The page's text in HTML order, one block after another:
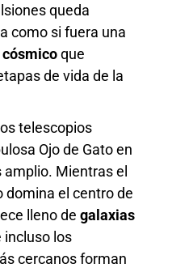
queda
como si fuera una
que
de vida de la
telescopios
Ojo de Gato en
Mientras el
domina el centro de
lleno de galaxias
incluso los
cercanos forman